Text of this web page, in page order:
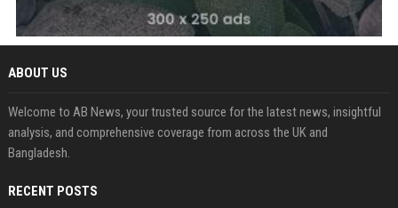
ABOUT US
Welcome to AB News, your trusted source for the latest news, insightful
analysis, and comprehensive coverage from across the UK and
Bangladesh.
RECENT POSTS